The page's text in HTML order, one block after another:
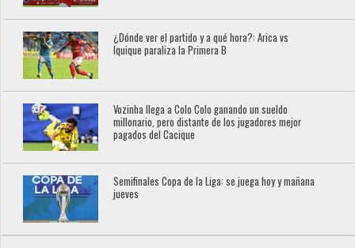
¿Dónde ver el partido y a qué hora?: Arica vs
Iquique paraliza la Primera B
Vozinha llega a Colo Colo ganando un sueldo
millonario, pero distante de los jugadores mejor
pagados del Cacique
Semifinales Copa de la Liga: se juega hoy y mañana
jueves